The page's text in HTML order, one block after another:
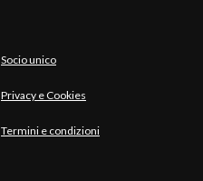
Socio unico
Privacy e Cookies
Termini e condizioni